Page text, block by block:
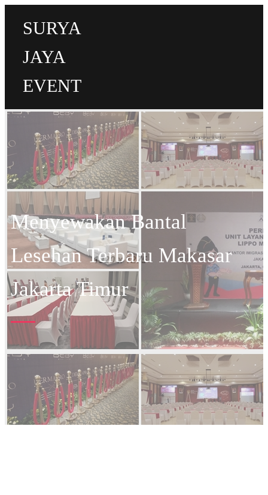
SURYA
JAYA
EVENT
Menyewakan Bantal
Lesehan Terbaru Makasar
Jakarta Timur